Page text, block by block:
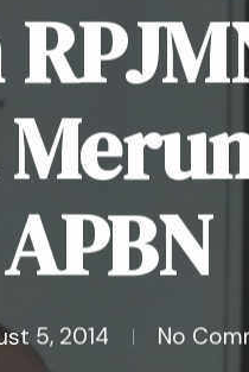
APBN
5, 2014 No